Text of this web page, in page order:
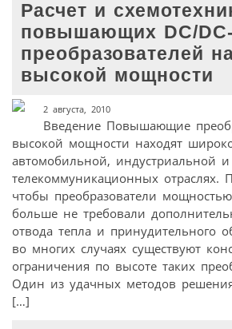
Расчет и
повышающих DC/DC-
преобразователей
высокой мощности
2 августа, 2010
Введение Повышающие
высокой мощности находят
автомобильной, индустриальной и
телекоммуникационных отраслях.
чтобы преобразователи
больше не требовали
отвода тепла и принудительного
во многих случаях существуют
ограничения по высоте таких
Один из удачных методов
[…]